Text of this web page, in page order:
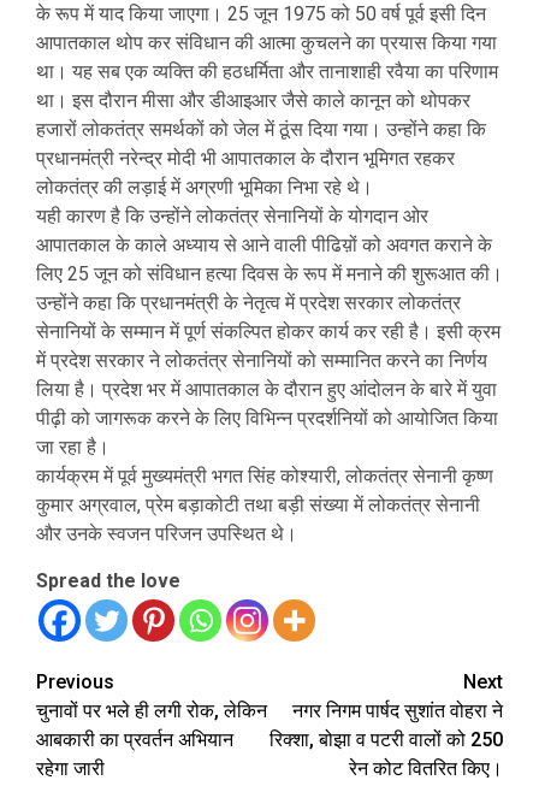
के रूप में याद किया जाएगा। 25 जून 1975 को 50 वर्ष पूर्व इसी दिन
आपातकाल थोप कर संविधान की आत्मा कुचलने का प्रयास किया गया
था। यह सब एक व्यक्ति की हठधर्मिता और तानाशाही रवैया का परिणाम
था। इस दौरान मीसा और डीआइआर जैसे काले कानून को थोपकर
हजारों लोकतंत्र समर्थकों को जेल में ठूंस दिया गया। उन्होंने कहा कि
प्रधानमंत्री नरेन्द्र मोदी भी आपातकाल के दौरान भूमिगत रहकर
लोकतंत्र की लड़ाई में अग्रणी भूमिका निभा रहे थे।
यही कारण है कि उन्होंने लोकतंत्र सेनानियों के योगदान ओर
आपातकाल के काले अध्याय से आने वाली पीढिय़ों को अवगत कराने के
लिए 25 जून को संविधान हत्या दिवस के रूप में मनाने की शुरूआत की।
उन्होंने कहा कि प्रधानमंत्री के नेतृत्व में प्रदेश सरकार लोकतंत्र
सेनानियों के सम्मान में पूर्ण संकल्पित होकर कार्य कर रही है। इसी क्रम
में प्रदेश सरकार ने लोकतंत्र सेनानियों को सम्मानित करने का निर्णय
लिया है। प्रदेश भर में आपातकाल के दौरान हुए आंदोलन के बारे में युवा
पीढ़ी को जागरूक करने के लिए विभिन्न प्रदर्शनियों को आयोजित किया
जा रहा है।
कार्यक्रम में पूर्व मुख्यमंत्री भगत सिंह कोश्यारी, लोकतंत्र सेनानी कृष्ण
कुमार अग्रवाल, प्रेम बड़ाकोटी तथा बड़ी संख्या में लोकतंत्र सेनानी
और उनके स्वजन परिजन उपस्थित थे।
Spread the love
Continue
Reading
Previous
चुनावों पर भले ही लगी रोक, लेकिन
आबकारी का प्रवर्तन अभियान
रहेगा जारी
Next
नगर निगम पार्षद सुशांत वोहरा ने
रिक्शा, बोझा व पटरी वालों को 250
रेन कोट वितरित किए।